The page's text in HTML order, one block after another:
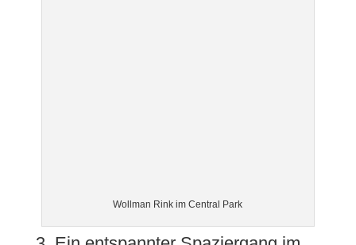
Wollman Rink im Central Park